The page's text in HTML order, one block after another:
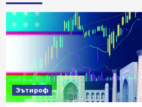
Эътироф